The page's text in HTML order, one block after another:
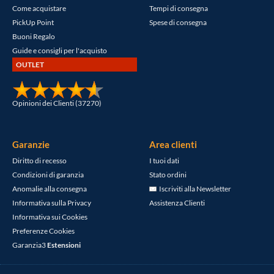
Come acquistare
PickUp Point
Buoni Regalo
Guide e consigli per l'acquisto
OUTLET
Opinioni dei Clienti (37270)
Tempi di consegna
Spese di consegna
Garanzie
Diritto di recesso
Condizioni di garanzia
Anomalie alla consegna
Informativa sulla Privacy
Informativa sui Cookies
Preferenze Cookies
Garanzia3Estensioni
Area clienti
I tuoi dati
Stato ordini
Iscriviti alla Newsletter
Assistenza Clienti